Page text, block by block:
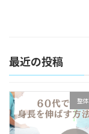
最近の投稿
整体